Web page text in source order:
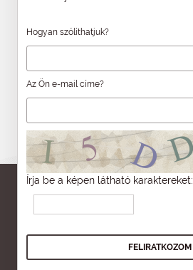
Hogyan szólíthatjuk?
Az Ön e-mail címe?
Írja be a képen látható karaktereket: